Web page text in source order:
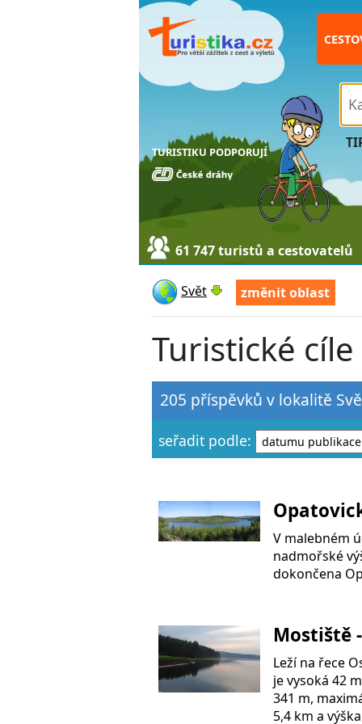
TURISTIKU PODPORUJÍ
61 747 turistů a cestovatelů
Svět změnit oblast
Turistické
205 příspěvků v lokalitě
seřadit podle:
V malebném
nadmořské
dokončena
Mostiště
Leží na řece
je vysoká 42
341 m,
5,4 km a